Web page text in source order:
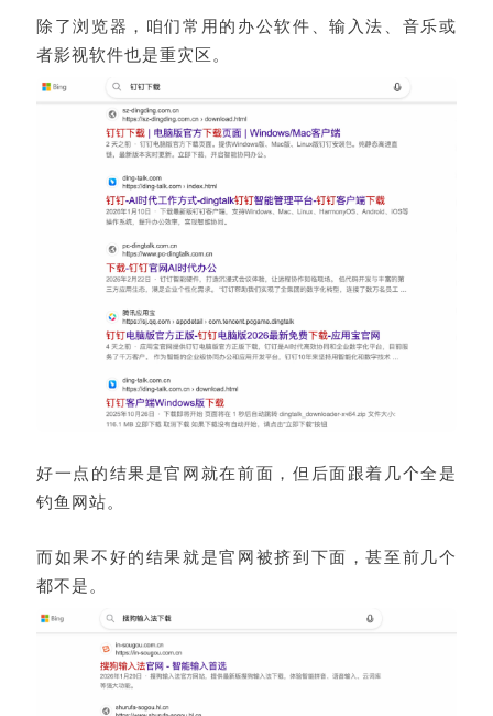
除了浏览器，咱们常用的办公软件、输入法、音乐或
者影视软件也是重灾区。
好一点的结果是官网就在前面，但后面跟着几个全是
钓鱼网站。
而如果不好的结果就是官网被挤到下面，甚至前几个
都不是。